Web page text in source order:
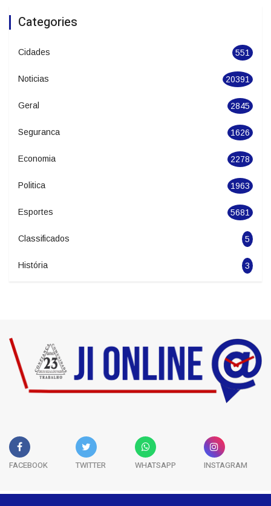
de Dança de Joinville
Categories
Cidades 551
Noticias 20391
Geral 2845
Seguranca 1626
Economia 2278
Politica 1963
Esportes 5681